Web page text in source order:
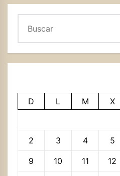
D L M X
2 3 4 5
9 10 11 12